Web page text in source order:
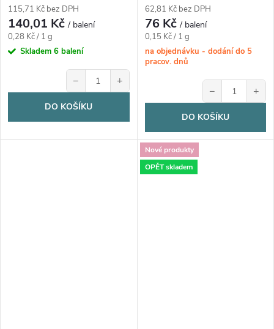
115,71 Kč bez DPH
140,01 Kč/ balení
Měrná
cena:
0,28 Kč / 1 g
Skladem 6 balení
− +
DO KOŠÍKU
62,81 Kč bez DPH
76 Kč/ balení
Měrná
cena:
0,15 Kč / 1 g
na objednávku - dodání do 5
pracov. dnů
− +
DO KOŠÍKU
Nové produkty
OPĚT skladem